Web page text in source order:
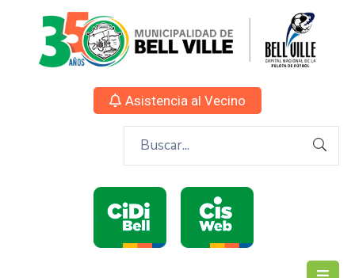
Asistencia al Vecino